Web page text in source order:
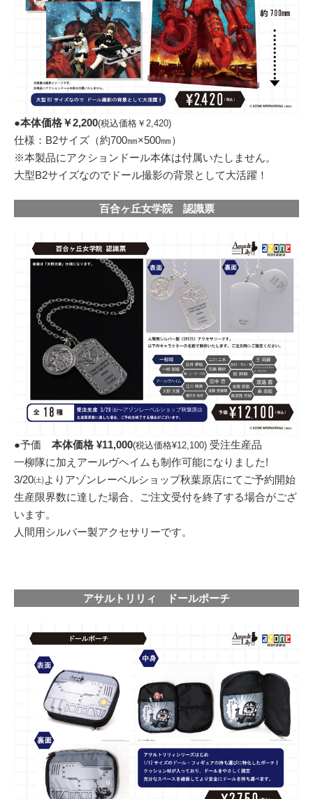
●本体価格￥2,200(税込価格￥2,420)
仕様：B2サイズ（約700㎜×500㎜）
※本製品にアクションドール本体は付属いたしません。
大型B2サイズなのでドール撮影の背景として大活躍！
百合ヶ丘女学院 認識票
●予価 本体価格 ¥11,000(税込価格¥12,100) 受注生産品
一柳隊に加えアールヴヘイムも制作可能になりました!
3/20㈯よりアゾンレーベルショップ秋葉原店にてご予約開始
生産限界数に達した場合、ご注文受付を終了する場合がござ
います。
人間用シルバー製アクセサリーです。
アサルトリリィ ドールポーチ